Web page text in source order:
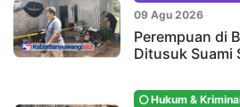
09 Agu 2026
Perempuan di
Ditusuk Suami
Hukum &